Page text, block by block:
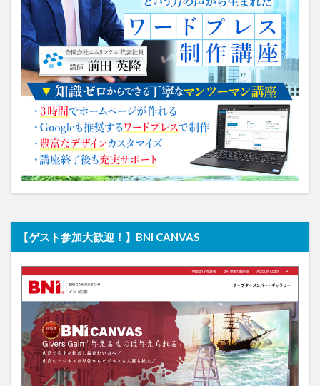
【ゲスト参加大歓迎！】BNI CANVAS